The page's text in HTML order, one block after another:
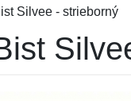
Silvee - strieborný